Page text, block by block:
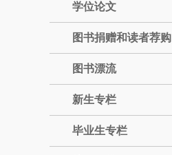
学位论文
图书捐赠和读者荐购
图书漂流
新生专栏
毕业生专栏